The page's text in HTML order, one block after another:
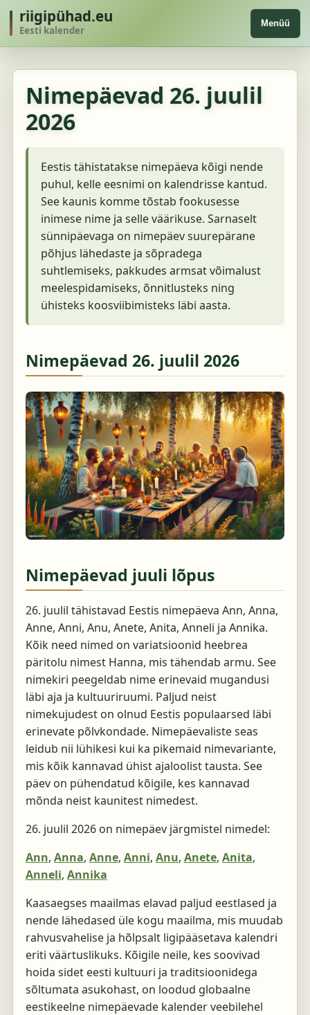
riigipühad.eu
Eesti kalender
Menüü
Nimepäevad 26. juulil
2026
Eestis tähistatakse nimepäeva kõigi nende
puhul, kelle eesnimi on kalendrisse kantud.
See kaunis komme tõstab fookusesse
inimese nime ja selle väärikuse. Sarnaselt
sünnipäevaga on nimepäev suurepärane
põhjus lähedaste ja sõpradega
suhtlemiseks, pakkudes armsat võimalust
meelespidamiseks, õnnitlusteks ning
ühisteks koosviibimisteks läbi aasta.
Nimepäevad 26. juulil 2026
Nimepäevad juuli lõpus
26. juulil tähistavad Eestis nimepäeva Ann, Anna,
Anne, Anni, Anu, Anete, Anita, Anneli ja Annika.
Kõik need nimed on variatsioonid heebrea
päritolu nimest Hanna, mis tähendab armu. See
nimekiri peegeldab nime erinevaid mugandusi
läbi aja ja kultuuriruumi. Paljud neist
nimekujudest on olnud Eestis populaarsed läbi
erinevate põlvkondade. Nimepäevaliste seas
leidub nii lühikesi kui ka pikemaid nimevariante,
mis kõik kannavad ühist ajaloolist tausta. See
päev on pühendatud kõigile, kes kannavad
mõnda neist kaunitest nimedest.
26. juulil 2026on nimepäev järgmistel nimedel:
Ann, Anna, Anne, Anni, Anu, Anete, Anita,
Anneli, Annika
Kaasaegses maailmas elavad paljud eestlased ja
nende lähedased üle kogu maailma, mis muudab
rahvusvahelise ja hõlpsalt ligipääsetava kalendri
eriti väärtuslikuks. Kõigile neile, kes soovivad
hoida sidet eesti kultuuri ja traditsioonidega
sõltumata asukohast, on loodud globaalne
eestikeelne nimepäevade kalender veebilehel